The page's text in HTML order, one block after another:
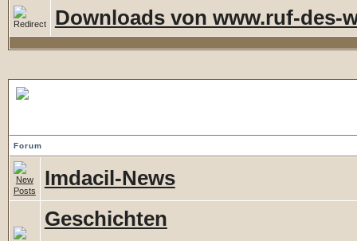
Downloads von www.ruf-des-
Forum
Imdacil-News
Geschichten